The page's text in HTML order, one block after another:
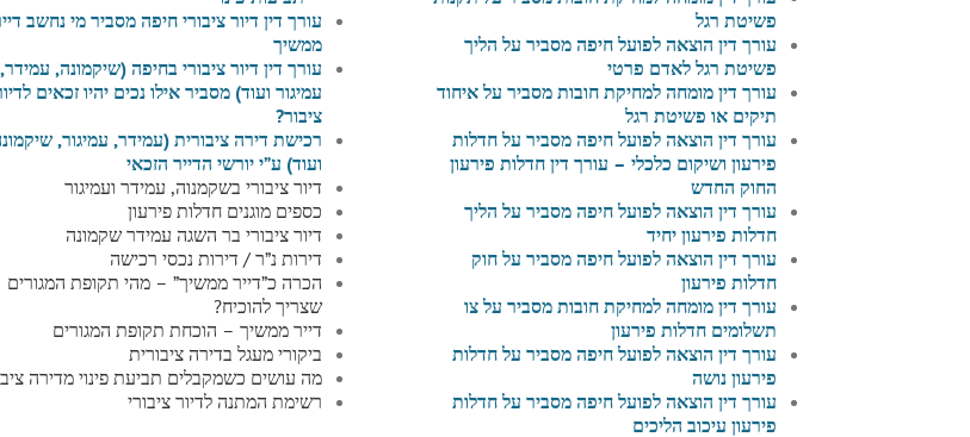
פשיטת רגל
עורך דין הוצאה לפועל חיפה מסביר על הליך
פשיטת רגל לאדם פרטי
עורך דין מומחה למחיקת חובות מסביר על איחוד
תיקים או פשיטת רגל
עורך דין הוצאה לפועל חיפה מסביר על חדלות
פירעון ושיקום כלכלי – עורך דין חדלות פירעון
החוק החדש
עורך דין הוצאה לפועל חיפה מסביר על הליך
חדלות פירעון יחיד
עורך דין הוצאה לפועל חיפה מסביר על חוק
חדלות פירעון
עורך דין מומחה למחיקת חובות מסביר על צו
תשלומים חדלות פירעון
עורך דין הוצאה לפועל חיפה מסביר על חדלות
פירעון נושה
עורך דין הוצאה לפועל חיפה מסביר על חדלות
פירעון עיכוב הליכים
עורך דין דיור ציבורי חיפה מסביר מי נחשב
ממשיך
עורך דין דיור ציבורי בחיפה (שיקמונה, עמידר,
עמיגור ועוד) מסביר אילו נכים יהיו זכאים
ציבור?
רכישת דירה ציבורית (עמידר, עמיגור,
ועוד) ע”י יורשי הדייר הזכאי
דיור ציבורי בשקמנוה, עמידר ועמיגור
כספים מוגנים חדלות פירעון
דיור ציבורי בר השגה עמידר שקמונה
דירות נ”ר / דירות נכסי רכישה
הכרה כ”דייר ממשיך” – מהי תקופת המגורים
שצריך להוכיח?
דייר ממשיך – הוכחת תקופת המגורים
ביקורי מעגל בדירה ציבורית
מה עושים כשמקבלים תביעת פינוי מדירה
רשימת המתנה לדיור ציבורי